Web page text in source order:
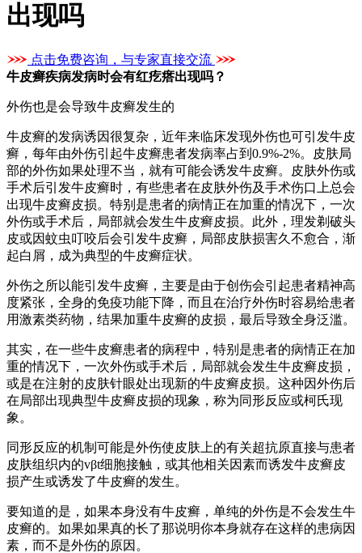
出现吗
点击免费咨询，与专家直接交流
牛皮癣疾病发病时会有红疙瘩出现吗？
外伤也是会导致牛皮癣发生的
牛皮癣的发病诱因很复杂，近年来临床发现外伤也可引发牛皮
癣，每年由外伤引起牛皮癣患者发病率占到0.9%-2%。皮肤局
部的外伤如果处理不当，就有可能会诱发牛皮癣。皮肤外伤或
手术后引发牛皮癣时，有些患者在皮肤外伤及手术伤口上总会
出现牛皮癣皮损。特别是患者的病情正在加重的情况下，一次
外伤或手术后，局部就会发生牛皮癣皮损。此外，理发剃破头
皮或因蚊虫叮咬后会引发牛皮癣，局部皮肤损害久不愈合，渐
起白屑，成为典型的牛皮癣症状。
外伤之所以能引发牛皮癣，主要是由于创伤会引起患者精神高
度紧张，全身的免疫功能下降，而且在治疗外伤时容易给患者
用激素类药物，结果加重牛皮癣的皮损，最后导致全身泛滥。
其实，在一些牛皮癣患者的病程中，特别是患者的病情正在加
重的情况下，一次外伤或手术后，局部就会发生牛皮癣皮损，
或是在注射的皮肤针眼处出现新的牛皮癣皮损。这种因外伤后
在局部出现典型牛皮癣皮损的现象，称为同形反应或柯氏现
象。
同形反应的机制可能是外伤使皮肤上的有关超抗原直接与患者
皮肤组织内的vβt细胞接触，或其他相关因素而诱发牛皮癣皮
损产生或诱发了牛皮癣的发生。
要知道的是，如果本身没有牛皮癣，单纯的外伤是不会发生牛
皮癣的。如果如果真的长了那说明你本身就存在这样的患病因
素，而不是外伤的原因。